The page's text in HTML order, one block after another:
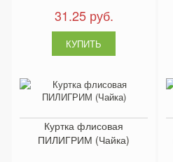
31.25 руб.
Куртка флисовая
ПИЛИГРИМ (Чайка)